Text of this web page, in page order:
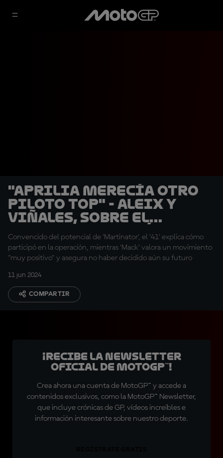
"Aprilia merecía otro
piloto top" - Aleix y
Viñales, sobre el
fichaje de Martín
Convencido del potencial de 'Martinator', el '41' explica cómo
participó en la operación, mientras 'Mack' valora un movimiento
"muy positivo" y asegura no haber decidido aún su futuro
11 jun 2024
COMPARTIR
¡Recibe la Newsletter
oficial de MotoGP™!
Crea ahora una cuenta de MotoGP™ y accede a
contenidos exclusivos, como la MotoGP™ Newsletter,
que incluye crónicas de GP, vídeos increíbles e
información interesante sobre nuestro deporte.